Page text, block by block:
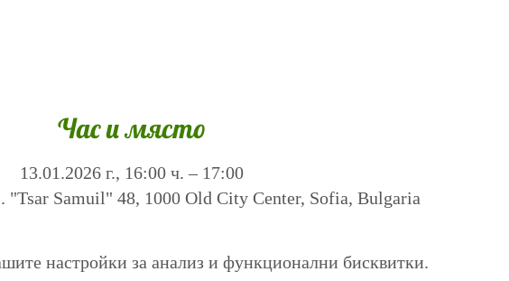
Час и място
13.01.2026 г., 16:00 ч. – 17:00
Samuil" 48, 1000 Old City Center, Sofia, Bulgaria
настройки за анализ и функционални бисквитки.